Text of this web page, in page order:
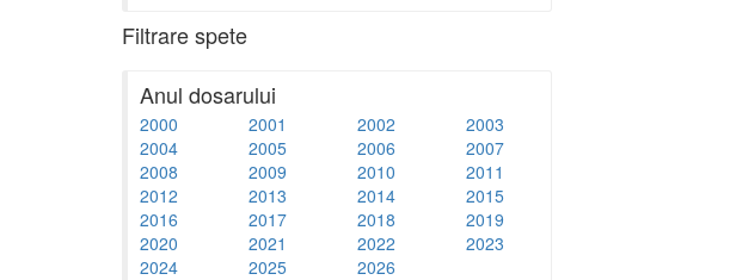
Filtrare spete
Anul dosarului
2000 2001 2002
2003
2004
2005 2006
2007
2008
2009 2010
2011
2012
2013 2014
2015
2016
2017 2018
2019
2020
2021 2022
2023
2024
2025 2026